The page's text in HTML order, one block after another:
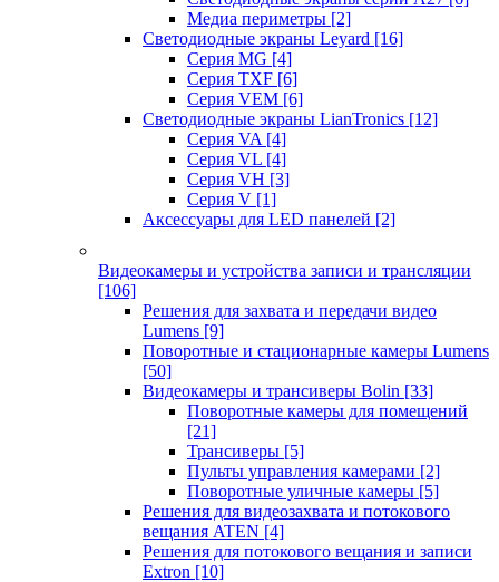
Медиа периметры [2]
Светодиодные экраны Leyard [16]
Серия MG [4]
Серия TXF [6]
Серия VEM [6]
Светодиодные экраны LianTronics [12]
Серия VA [4]
Серия VL [4]
Серия VH [3]
Серия V [1]
Аксессуары для LED панелей [2]
Видеокамеры и устройства записи и трансляции
[106]
Решения для захвата и передачи видео
Lumens [9]
Поворотные и стационарные камеры Lumens
[50]
Видеокамеры и трансиверы Bolin [33]
Поворотные камеры для помещений
[21]
Трансиверы [5]
Пульты управления камерами [2]
Поворотные уличные камеры [5]
Решения для видеозахвата и потокового
вещания ATEN [4]
Решения для потокового вещания и записи
Extron [10]